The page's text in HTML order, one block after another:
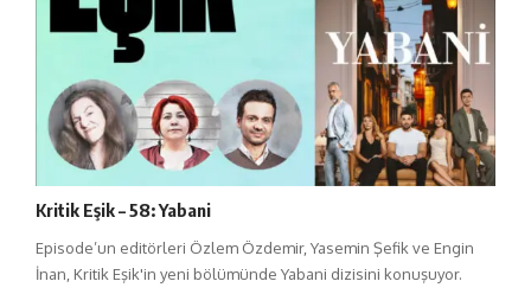
Kritik Eşik – 58: Yabani
Episode’un editörleri Özlem Özdemir, Yasemin Şefik ve Engin
İnan, Kritik Eşik'in yeni bölümünde Yabani dizisini konuşuyor.